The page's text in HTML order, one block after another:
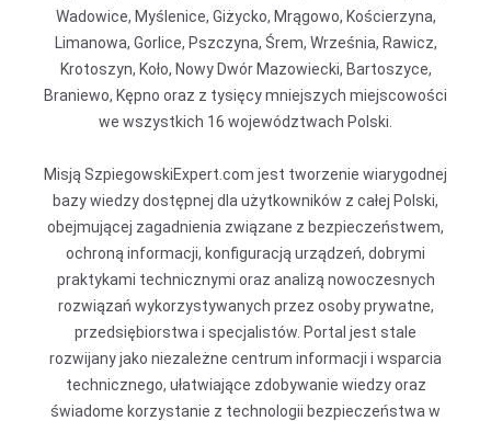
Wadowice, Myślenice, Giżycko, Mrągowo, Kościerzyna,
Limanowa, Gorlice, Pszczyna, Śrem, Września, Rawicz,
Krotoszyn, Koło, Nowy Dwór Mazowiecki, Bartoszyce,
Braniewo, Kępno oraz z tysięcy mniejszych miejscowości
we wszystkich 16 województwach Polski.
Misją SzpiegowskiExpert.com jest tworzenie wiarygodnej
bazy wiedzy dostępnej dla użytkowników z całej Polski,
obejmującej zagadnienia związane z bezpieczeństwem,
ochroną informacji, konfiguracją urządzeń, dobrymi
praktykami technicznymi oraz analizą nowoczesnych
rozwiązań wykorzystywanych przez osoby prywatne,
przedsiębiorstwa i specjalistów. Portal jest stale
rozwijany jako niezależne centrum informacji i wsparcia
technicznego, ułatwiające zdobywanie wiedzy oraz
świadome korzystanie z technologii bezpieczeństwa w